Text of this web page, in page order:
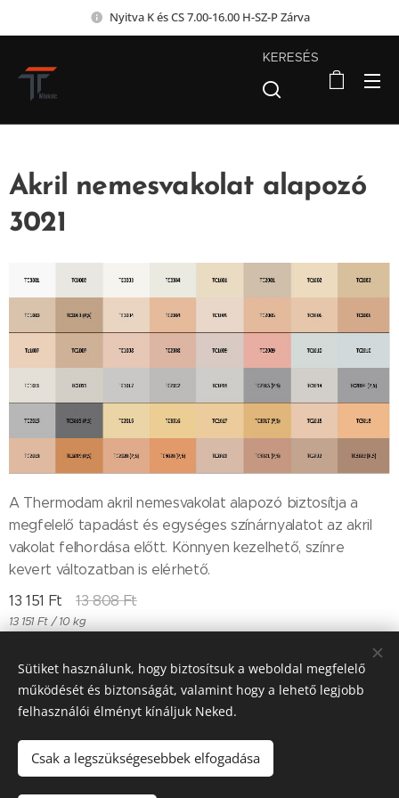
Nyitva K és CS 7.00-16.00 H-SZ-P Zárva
KERESÉS
Akril nemesvakolat alapozó
3021
A Thermodam akril nemesvakolat alapozó biztosítja a
megfelelő tapadást és egységes színárnyalatot az akril
vakolat felhordása előtt. Könnyen kezelhető, színre
kevert változatban is elérhető.
13 151 Ft 13 808Ft
13 151 Ft / 10 kg
Till "96" Kft Adószán: 11385497-2-05
Sütiket használunk, hogy biztosítsuk a weboldal megfelelő
működését és biztonságát, valamint hogy a lehető legjobb
felhasználói élményt kínáljuk Neked.
Csak a legszükségesebbek elfogadása